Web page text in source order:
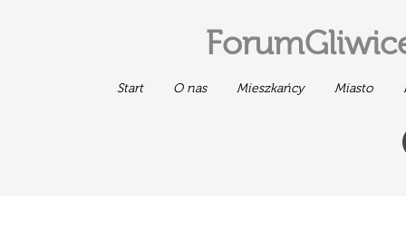
Start O nas Mieszkańcy Miasto